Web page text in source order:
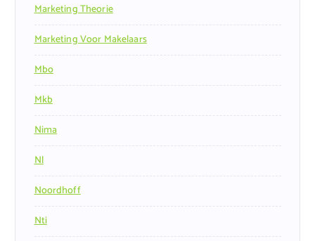
Marketing Theorie
Marketing Voor Makelaars
Mbo
Mkb
Nima
Nl
Noordhoff
Nti